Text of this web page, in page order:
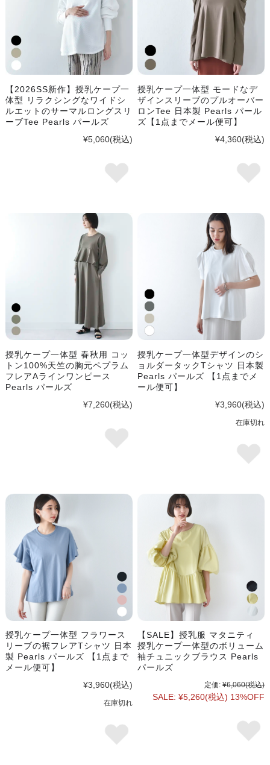
【2026SS新作】授乳ケープ一
体型 リラクシングなワイドシ
ルエットのサーマルロングスリ
ーブTee Pearls パールズ
¥5,060(税込)
授乳ケープ一体型 モードなデ
ザインスリーブのプルオーバー
ロンTee 日本製 Pearls パール
ズ【1点までメール便可】
¥4,360(税込)
授乳ケープ一体型 春秋用 コッ
トン100%天竺の胸元ペプラム
フレアAラインワンピース
Pearls パールズ
¥7,260(税込)
授乳ケープ一体型デザインのシ
ョルダータックTシャツ 日本製
Pearls パールズ 【1点までメ
ール便可】
¥3,960(税込)
在庫切れ
授乳ケープ一体型 フラワース
リーブの裾フレアTシャツ 日本
製 Pearls パールズ 【1点まで
メール便可】
¥3,960(税込)
在庫切れ
【SALE】授乳服 マタニティ
授乳ケープ一体型のボリューム
袖チュニックブラウス Pearls
パールズ
定価: ¥6,060(税込)
SALE: ¥5,260(税込) 13%OFF